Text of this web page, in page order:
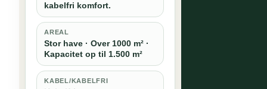
kabelfri komfort.
AREAL
Stor have · Over 1000 m² ·
Kapacitet op til 1.500 m²
KABEL/KABELFRI